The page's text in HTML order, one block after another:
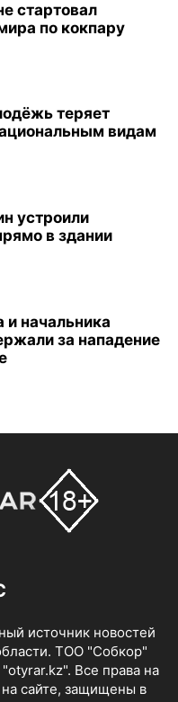
стартовал
по кокпару
теряет
видам
устроили
в здании
и начальника
за нападение
источник новостей
ТОО "Собкор"
Все права на
сайте, защищены в